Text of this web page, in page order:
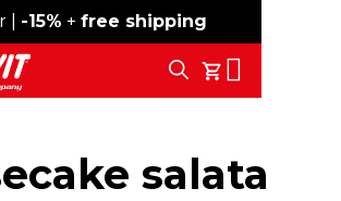
gratis desde 59 €
| -15% + free shipping
Tu Carrito
Search
salata